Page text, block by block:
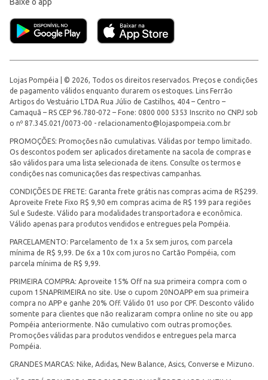
Lojas Pompéia | © 2026, Todos os direitos reservados. Preços e condições
de pagamento válidos enquanto durarem os estoques. Lins Ferrão
Artigos do Vestuário LTDA Rua Júlio de Castilhos, 404 – Centro –
Camaquã – RS CEP 96.780-072 – Fone: 0800 000 5353 Inscrito no CNPJ sob
o nº 87.345.021/0073-00 - relacionamento@lojaspompeia.com.br
PROMOÇÕES: Promoções não cumulativas. Válidas por tempo limitado.
Os descontos podem ser aplicados diretamente na sacola de compras e
são válidos para uma lista selecionada de itens. Consulte os termos e
condições nas comunicações das respectivas campanhas.
CONDIÇÕES DE FRETE: Garanta frete grátis nas compras acima de R$299.
Aproveite Frete Fixo R$ 9,90 em compras acima de R$ 199 para regiões
Sul e Sudeste. Válido para modalidades transportadora e econômica.
Válido apenas para produtos vendidos e entregues pela Pompéia.
PARCELAMENTO: Parcelamento de 1x a 5x sem juros, com parcela
mínima de R$ 9,99. De 6x a 10x com juros no Cartão Pompéia, com
parcela mínima de R$ 9,99.
PRIMEIRA COMPRA: Aproveite 15% Off na sua primeira compra com o
cupom 15NAPRIMEIRA no site. Use o cupom 20NOAPP em sua primeira
compra no APP e ganhe 20% Off. Válido 01 uso por CPF. Desconto válido
somente para clientes que não realizaram compra online no site ou app
Pompéia anteriormente. Não cumulativo com outras promoções.
Promoções válidas para produtos vendidos e entregues pela marca
Pompéia.
GRANDES MARCAS: Nike, Adidas, New Balance, Asics, Converse e Mizuno.